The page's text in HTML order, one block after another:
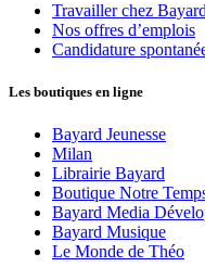
Travailler chez Bayard
Nos offres d’emplois
Candidature
Les boutiques en ligne
Bayard Jeunesse
Milan
Librairie Bayard
Boutique Notre
Bayard Media
Bayard Musique
Le Monde de Théo